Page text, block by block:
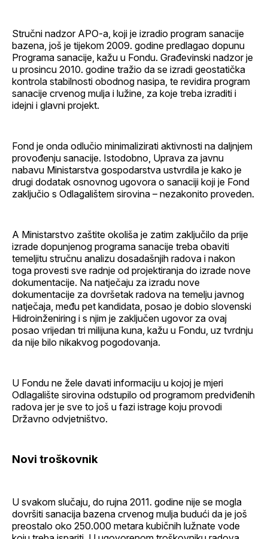
Stručni nadzor APO-a, koji je izradio program sanacije
bazena, još je tijekom 2009. godine predlagao dopunu
Programa sanacije, kažu u Fondu. Građevinski nadzor je
u prosincu 2010. godine tražio da se izradi geostatička
kontrola stabilnosti obodnog nasipa, te revidira program
sanacije crvenog mulja i lužine, za koje treba izraditi i
idejni i glavni projekt.
Fond je onda odlučio minimalizirati aktivnosti na daljnjem
provođenju sanacije. Istodobno, Uprava za javnu
nabavu Ministarstva gospodarstva ustvrdila je kako je
drugi dodatak osnovnog ugovora o sanaciji koji je Fond
zaključio s Odlagalištem sirovina – nezakonito proveden.
A Ministarstvo zaštite okoliša je zatim zaključilo da prije
izrade dopunjenog programa sanacije treba obaviti
temeljitu stručnu analizu dosadašnjih radova i nakon
toga provesti sve radnje od projektiranja do izrade nove
dokumentacije. Na natječaju za izradu nove
dokumentacije za dovršetak radova na temelju javnog
natječaja, među pet kandidata, posao je dobio slovenski
Hidroinženiring i s njim je zaključen ugovor za ovaj
posao vrijedan tri milijuna kuna, kažu u Fondu, uz tvrdnju
da nije bilo nikakvog pogodovanja.
U Fondu ne žele davati informaciju u kojoj je mjeri
Odlagalište sirovina odstupilo od programom predviđenih
radova jer je sve to još u fazi istrage koju provodi
Državno odvjetništvo.
Novi troškovnik
U svakom slučaju, do rujna 2011. godine nije se mogla
dovršiti sanacija bazena crvenog mulja budući da je još
preostalo oko 250.000 metara kubičnih lužnate vode